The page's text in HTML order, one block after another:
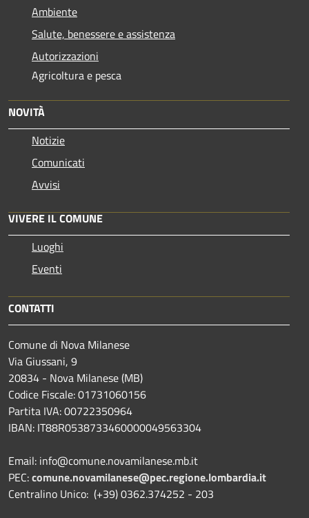
Ambiente
Salute, benessere e assistenza
Autorizzazioni
Agricoltura e pesca
NOVITÀ
Notizie
Comunicati
Avvisi
VIVERE IL COMUNE
Luoghi
Eventi
CONTATTI
Comune di Nova Milanese
Via Giussani, 9
20834 - Nova Milanese (MB)
Codice Fiscale: 01731060156
Partita IVA: 00722350964
IBAN: IT88R0538733460000049563304
Email: info@comune.novamilanese.mb.it
PEC:comune.novamilanese@pec.regione.lombardia.it
Centralino Unico: (+39) 0362.374252 - 203